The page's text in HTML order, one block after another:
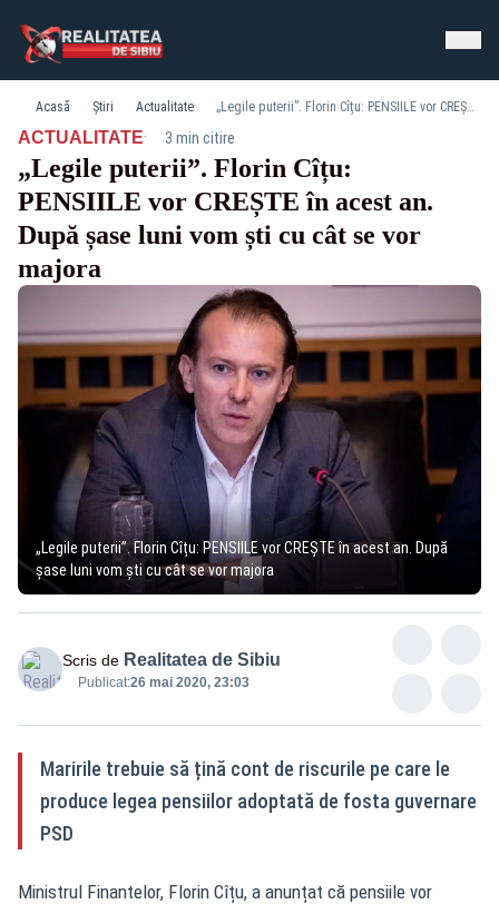
Acasă Știri Actualitate „Legile puterii”. Florin Cîțu: PENSIILE vor CREȘTE în acest an. După șase luni vom ști cu cât se vor majora
ACTUALITATE· 3 min citire
„Legile puterii”. Florin Cîțu:
PENSIILE vor CREȘTE în acest an.
După șase luni vom ști cu cât se vor
majora
„Legile puterii”. Florin Cîțu: PENSIILE vor CREȘTE în acest an. După
șase luni vom ști cu cât se vor majora
Scris de Realitatea de Sibiu
Publicat:26 mai 2020, 23:03
Maririle trebuie să țină cont de riscurile pe care le
produce legea pensiilor adoptată de fosta guvernare
PSD
Ministrul Finantelor, Florin Cîțu, a anunțat că pensiile vor